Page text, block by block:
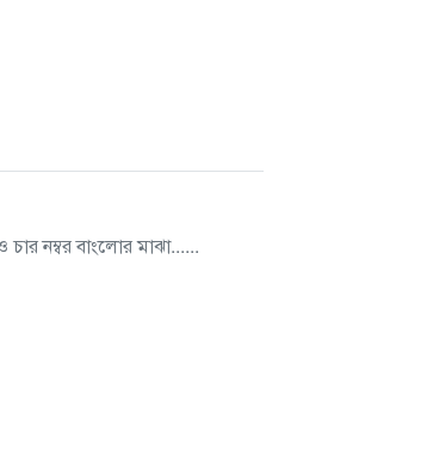
চার নম্বর বাংলোর মাঝা......